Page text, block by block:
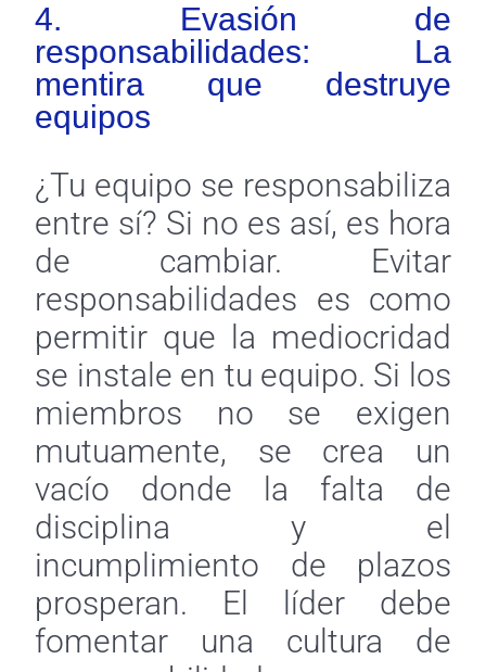
4. Evasión de
responsabilidades: La
mentira que destruye
equipos
¿Tu equipo se responsabiliza
entre sí? Si no es así, es hora
de cambiar. Evitar
responsabilidades es como
permitir que la mediocridad
se instale en tu equipo. Si los
miembros no se exigen
mutuamente, se crea un
vacío donde la falta de
disciplina y el
incumplimiento de plazos
prosperan. El líder debe
fomentar una cultura de